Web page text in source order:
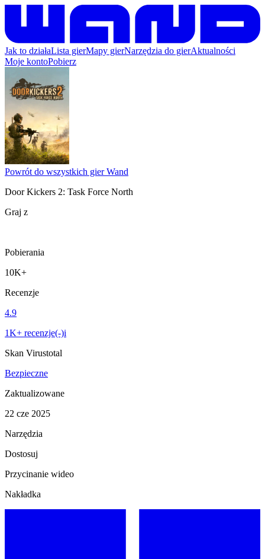
Jak to działaLista gierMapy gierNarzędzia do gierAktualności
Moje kontoPobierz
Powrót do wszystkich gier Wand
Door Kickers 2: Task Force North
Graj z
Pobierania
10K+
Recenzje
4.9
1K+ recenzje(-)i
Skan Virustotal
Bezpieczne
Zaktualizowane
22 cze 2025
Narzędzia
Dostosuj
Przycinanie wideo
Nakładka